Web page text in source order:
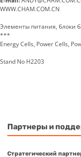
WWW.CHAM.COM.CN
Элементы питания, блоки
***
Energy Cells, Power Cells,
Stand No H2203
Партнеры и
Стратегический